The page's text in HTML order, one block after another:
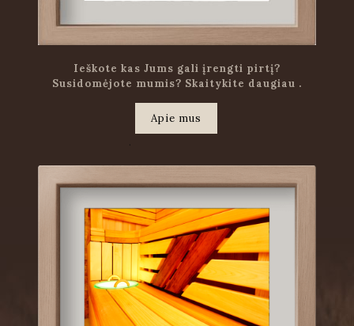
Ieškote kas Jums gali įrengti pirtį?
Susidomėjote mumis? Skaitykite daugiau .
.
Apie mus